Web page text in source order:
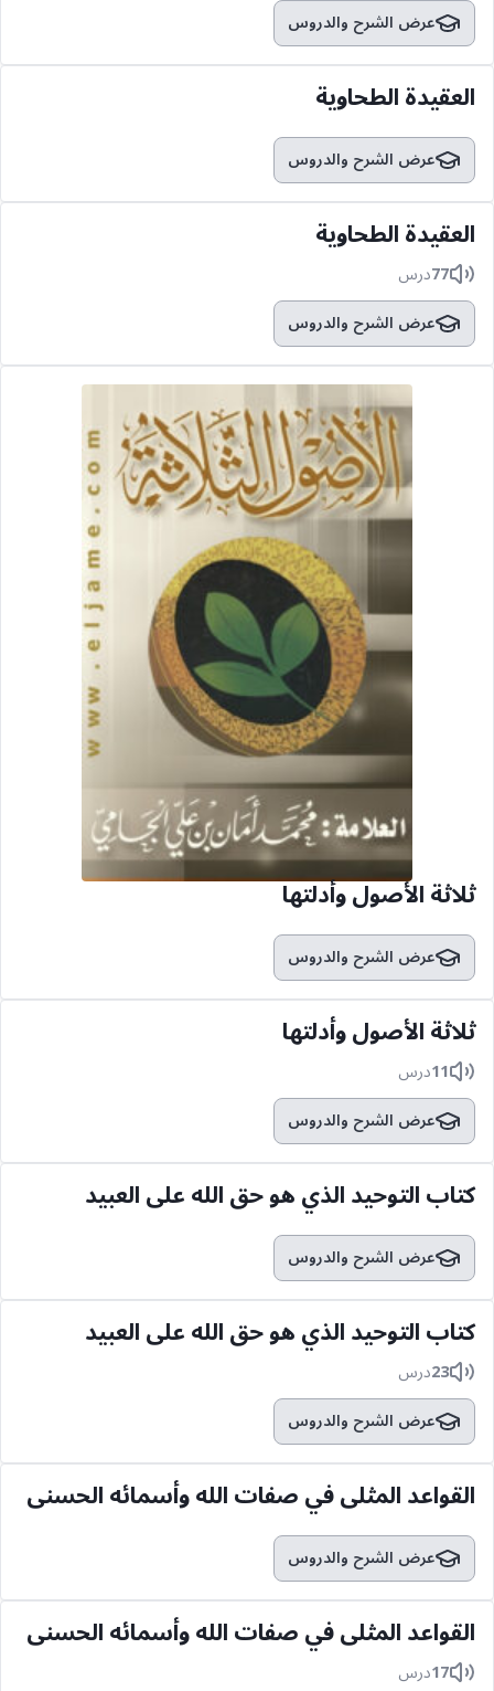
عرض الشرح والدروس
العقيدة الطحاوية
عرض الشرح والدروس
العقيدة الطحاوية
77درس
عرض الشرح والدروس
ثلاثة الأصول وأدلتها
عرض الشرح والدروس
ثلاثة الأصول وأدلتها
11درس
عرض الشرح والدروس
كتاب التوحيد الذي هو حق الله على العبيد
عرض الشرح والدروس
كتاب التوحيد الذي هو حق الله على العبيد
23درس
عرض الشرح والدروس
القواعد المثلى في صفات الله وأسمائه الحسنى
عرض الشرح والدروس
القواعد المثلى في صفات الله وأسمائه الحسنى
17درس